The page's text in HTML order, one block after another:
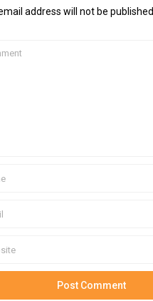
address will not be published.